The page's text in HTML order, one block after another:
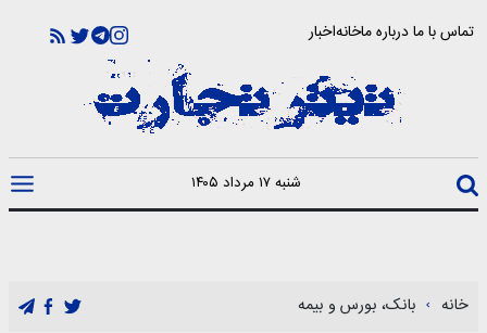
تماس با مادرباره ماخانهاخبار
شنبه ۱۷ مرداد ۱۴۰۵
خانه بانک، بورس و بیمه